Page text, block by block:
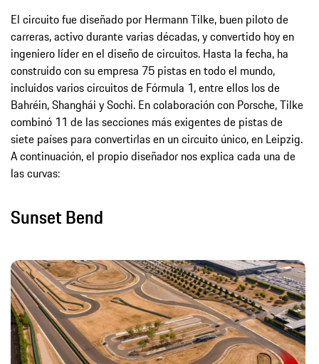
El circuito fue diseñado por Hermann Tilke, buen piloto de
carreras, activo durante varias décadas, y convertido hoy en
ingeniero líder en el diseño de circuitos. Hasta la fecha, ha
construido con su empresa 75 pistas en todo el mundo,
incluidos varios circuitos de Fórmula 1, entre ellos los de
Bahréin, Shanghái y Sochi. En colaboración con Porsche, Tilke
combinó 11 de las secciones más exigentes de pistas de
siete países para convertirlas en un circuito único, en Leipzig.
A continuación, el propio diseñador nos explica cada una de
las curvas:
Sunset Bend